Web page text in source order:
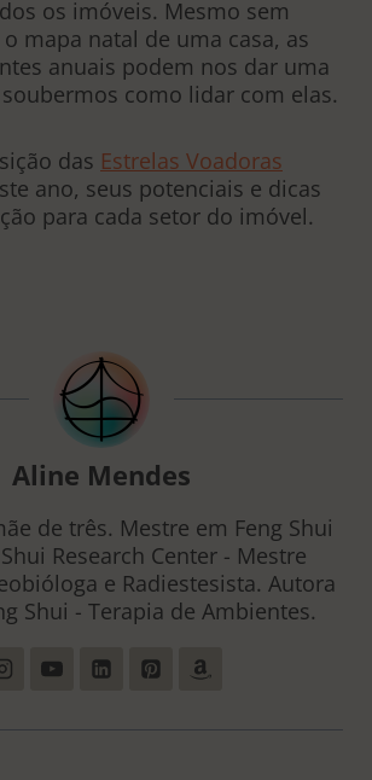
os imóveis. Mesmo sem
mapa natal de uma casa, as
anuais podem nos dar uma
como lidar com elas.
das Estrelas Voadoras
ano, seus potenciais e dicas
para cada setor do imóvel.
Aline Mendes
de três. Mestre em Feng Shui
Research Center - Mestre
e Radiestesista. Autora
Shui - Terapia de Ambientes.